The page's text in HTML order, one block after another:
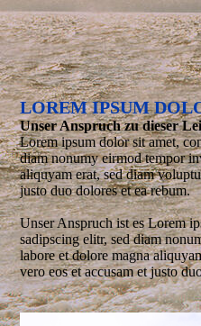
LOREM IPSUM
Unser Anspruch zu dieser
Lorem ipsum dolor sit amet,
diam nonumy eirmod tempor
aliquyam erat, sed diam
justo duo dolores et ea rebum.
Unser Anspruch ist es Lorem
sadipscing elitr, sed diam
labore et dolore magna
vero eos et accusam et justo